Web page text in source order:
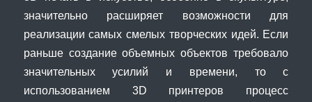
значительно расширяет возможности для
реализации самых смелых творческих идей. Если
раньше создание объемных объектов требовало
значительных усилий и времени, то с
использованием 3D принтеров процесс